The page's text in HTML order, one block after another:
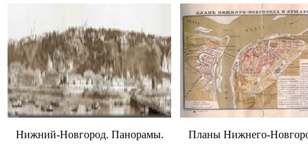
Нижний-Новгород. Панорамы. Планы Нижнего-